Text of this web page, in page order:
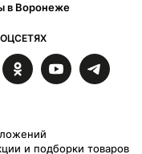
в Воронеже
и подборки товаров